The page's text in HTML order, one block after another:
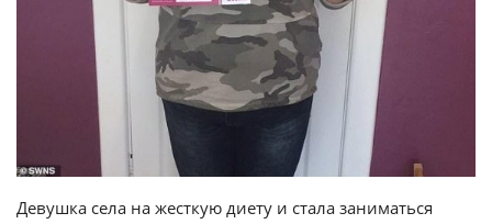
Девушка села на жесткую диету и стала заниматься